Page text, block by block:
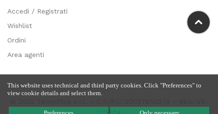
Accedi / Registrati
Wishlist
Ordini
Area agenti
This website uses technical and third party cookies. Click "Preferences" to
view cookie details and select them.